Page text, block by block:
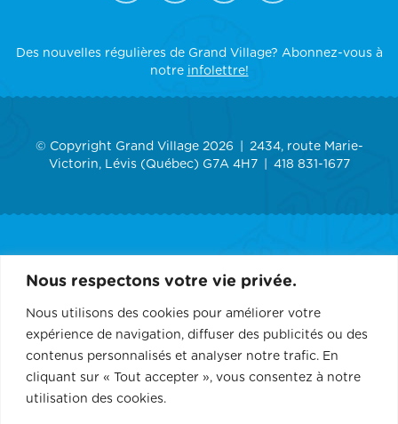
Nous respectons votre vie privée.
Nous utilisons des cookies pour améliorer votre
expérience de navigation, diffuser des publicités ou des
contenus personnalisés et analyser notre trafic. En
cliquant sur « Tout accepter », vous consentez à notre
utilisation des cookies.
Des nouvelles régulières de Grand Village? Abonnez-vous à
notre infolettre!
© Copyright Grand Village 2026
2434, route Marie-
Victorin, Lévis (Québec) G7A 4H7
418 831-1677
GRAND VILLAGE
SERVICES
RÉCEPTION ET ÉVÉNEMENT